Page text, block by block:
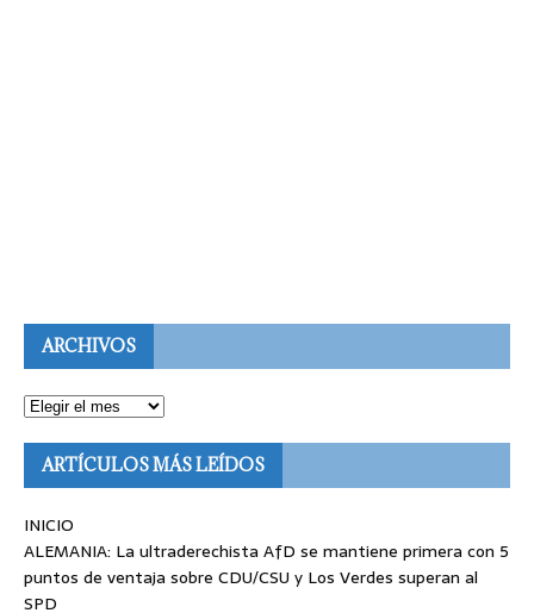
ARCHIVOS
ARTÍCULOS MÁS LEÍDOS
INICIO
ALEMANIA: La ultraderechista AfD se mantiene primera con 5
puntos de ventaja sobre CDU/CSU y Los Verdes superan al
SPD